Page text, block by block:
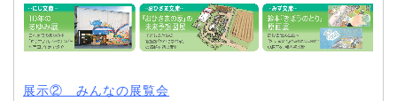
展示② みんなの展覧会